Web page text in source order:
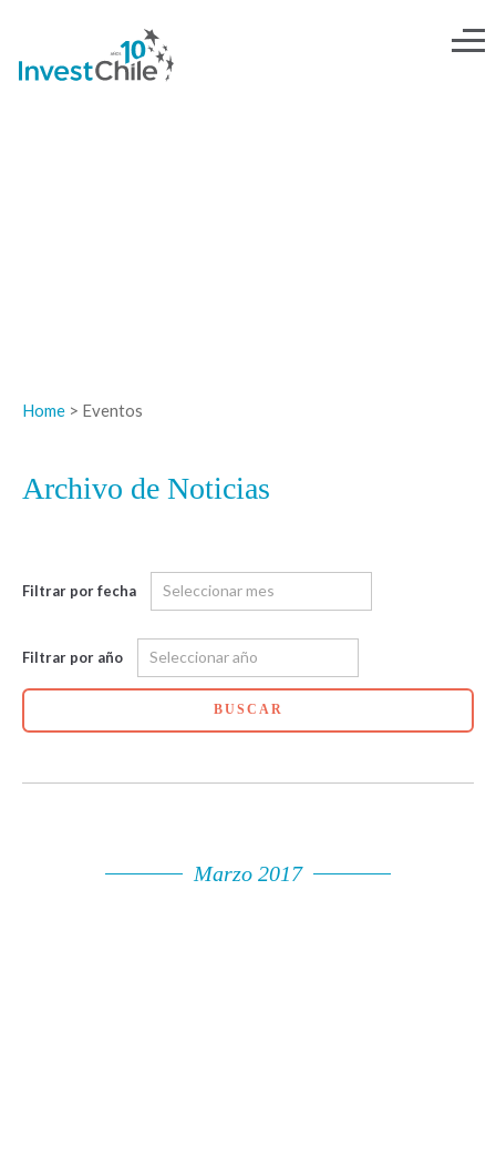
Home > Eventos
Archivo de Noticias
Filtrar por fecha
Filtrar por año
BUSCAR
Marzo 2017